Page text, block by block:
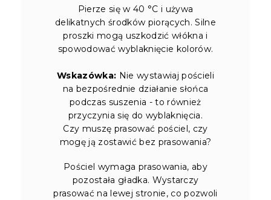
Pierze się w 40 °C i używa
delikatnych środków piorących. Silne
proszki mogą uszkodzić włókna i
spowodować wyblaknięcie kolorów.
Wskazówka: Nie wystawiaj pościeli
na bezpośrednie działanie słońca
podczas suszenia - to również
przyczynia się do wyblaknięcia.
Czy muszę prasować pościel, czy
mogę ją zostawić bez prasowania?
Pościel wymaga prasowania, aby
pozostała gładka. Wystarczy
prasować na lewej stronie, co pozwoli